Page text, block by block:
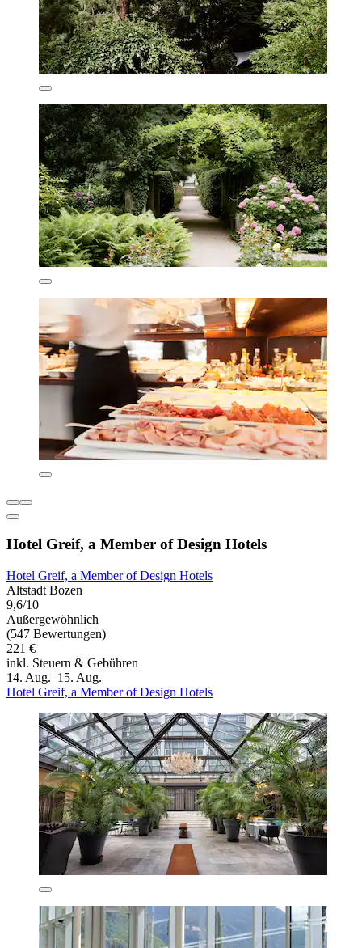
Hotel Greif, a Member of Design Hotels
Hotel Greif, a Member of Design Hotels
Altstadt Bozen
9,6/10
Außergewöhnlich
(547 Bewertungen)
221 €
inkl. Steuern & Gebühren
14. Aug.–15. Aug.
Hotel Greif, a Member of Design Hotels